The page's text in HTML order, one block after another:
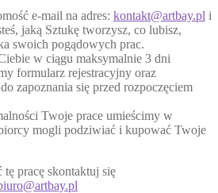
e-mail na adres: kontakt@artbay.pl i
jaką Sztukę tworzysz, co lubisz,
swoich pogądowych prac.
w ciągu maksymalnie 3 dni
formularz rejestracyjny oraz
zapoznania się przed rozpoczęciem
Twoje prace umieścimy w
mogli podziwiać i kupować Twoje
tę pracę skontaktuj się